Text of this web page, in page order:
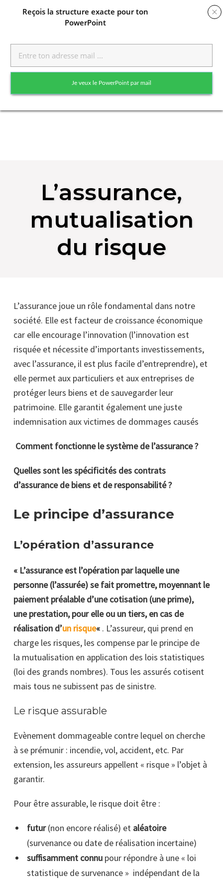
L’assurance,
mutualisation
du risque
L’assurance joue un rôle fondamental dans notre
société. Elle est facteur de croissance économique
car elle encourage l’innovation (l’innovation est
risquée et nécessite d’importants investissements,
avec l’assurance, il est plus facile d’entreprendre), et
elle permet aux particuliers et aux entreprises de
protéger leurs biens et de sauvegarder leur
patrimoine. Elle garantit également une juste
indemnisation aux victimes de dommages causés
Comment fonctionne le système de l’assurance ?
Quelles sont les spécificités des contrats
d’assurance de biens et de responsabilité ?
Le principe d’assurance
L’opération d’assurance
« L’assurance est l’opération par laquelle une
personne (l’assurée) se fait promettre, moyennant le
paiement préalable d’une cotisation (une prime),
une prestation, pour elle ou un tiers, en cas de
réalisation d’un risque« . L’assureur, qui prend en
charge les risques, les compense par le principe de
la mutualisation en application des lois statistiques
(loi des grands nombres). Tous les assurés cotisent
mais tous ne subissent pas de sinistre.
Le risque assurable
Evènement dommageable contre lequel on cherche
à se prémunir : incendie, vol, accident, etc. Par
extension, les assureurs appellent « risque » l’objet à
garantir.
Pour être assurable, le risque doit être :
futur(non encore réalisé) et aléatoire
(survenance ou date de réalisation incertaine)
suffisamment connupour répondre à une « loi
statistique de survenance » indépendant de la
Reçois la structure exacte pour ton
PowerPoint
Je veux le PowerPoint par mail